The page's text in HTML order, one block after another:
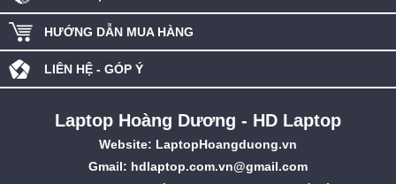
HƯỚNG DẪN MUA HÀNG
LIÊN HỆ - GÓP Ý
Laptop Hoàng Dương - HD Laptop
Website: LaptopHoangduong.vn
Gmail: hdlaptop.com.vn@gmail.com